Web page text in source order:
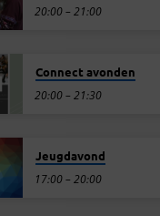
20:00 – 21:00
Connect avonden
20:00 – 21:30
Jeugdavond
17:00 – 20:00